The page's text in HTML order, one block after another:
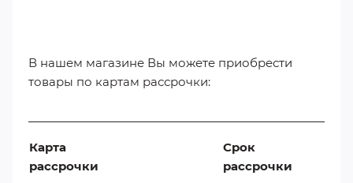
В нашем магазине Вы можете приобрести
товары по картам рассрочки:
Карта
рассрочки
Срок
рассрочки